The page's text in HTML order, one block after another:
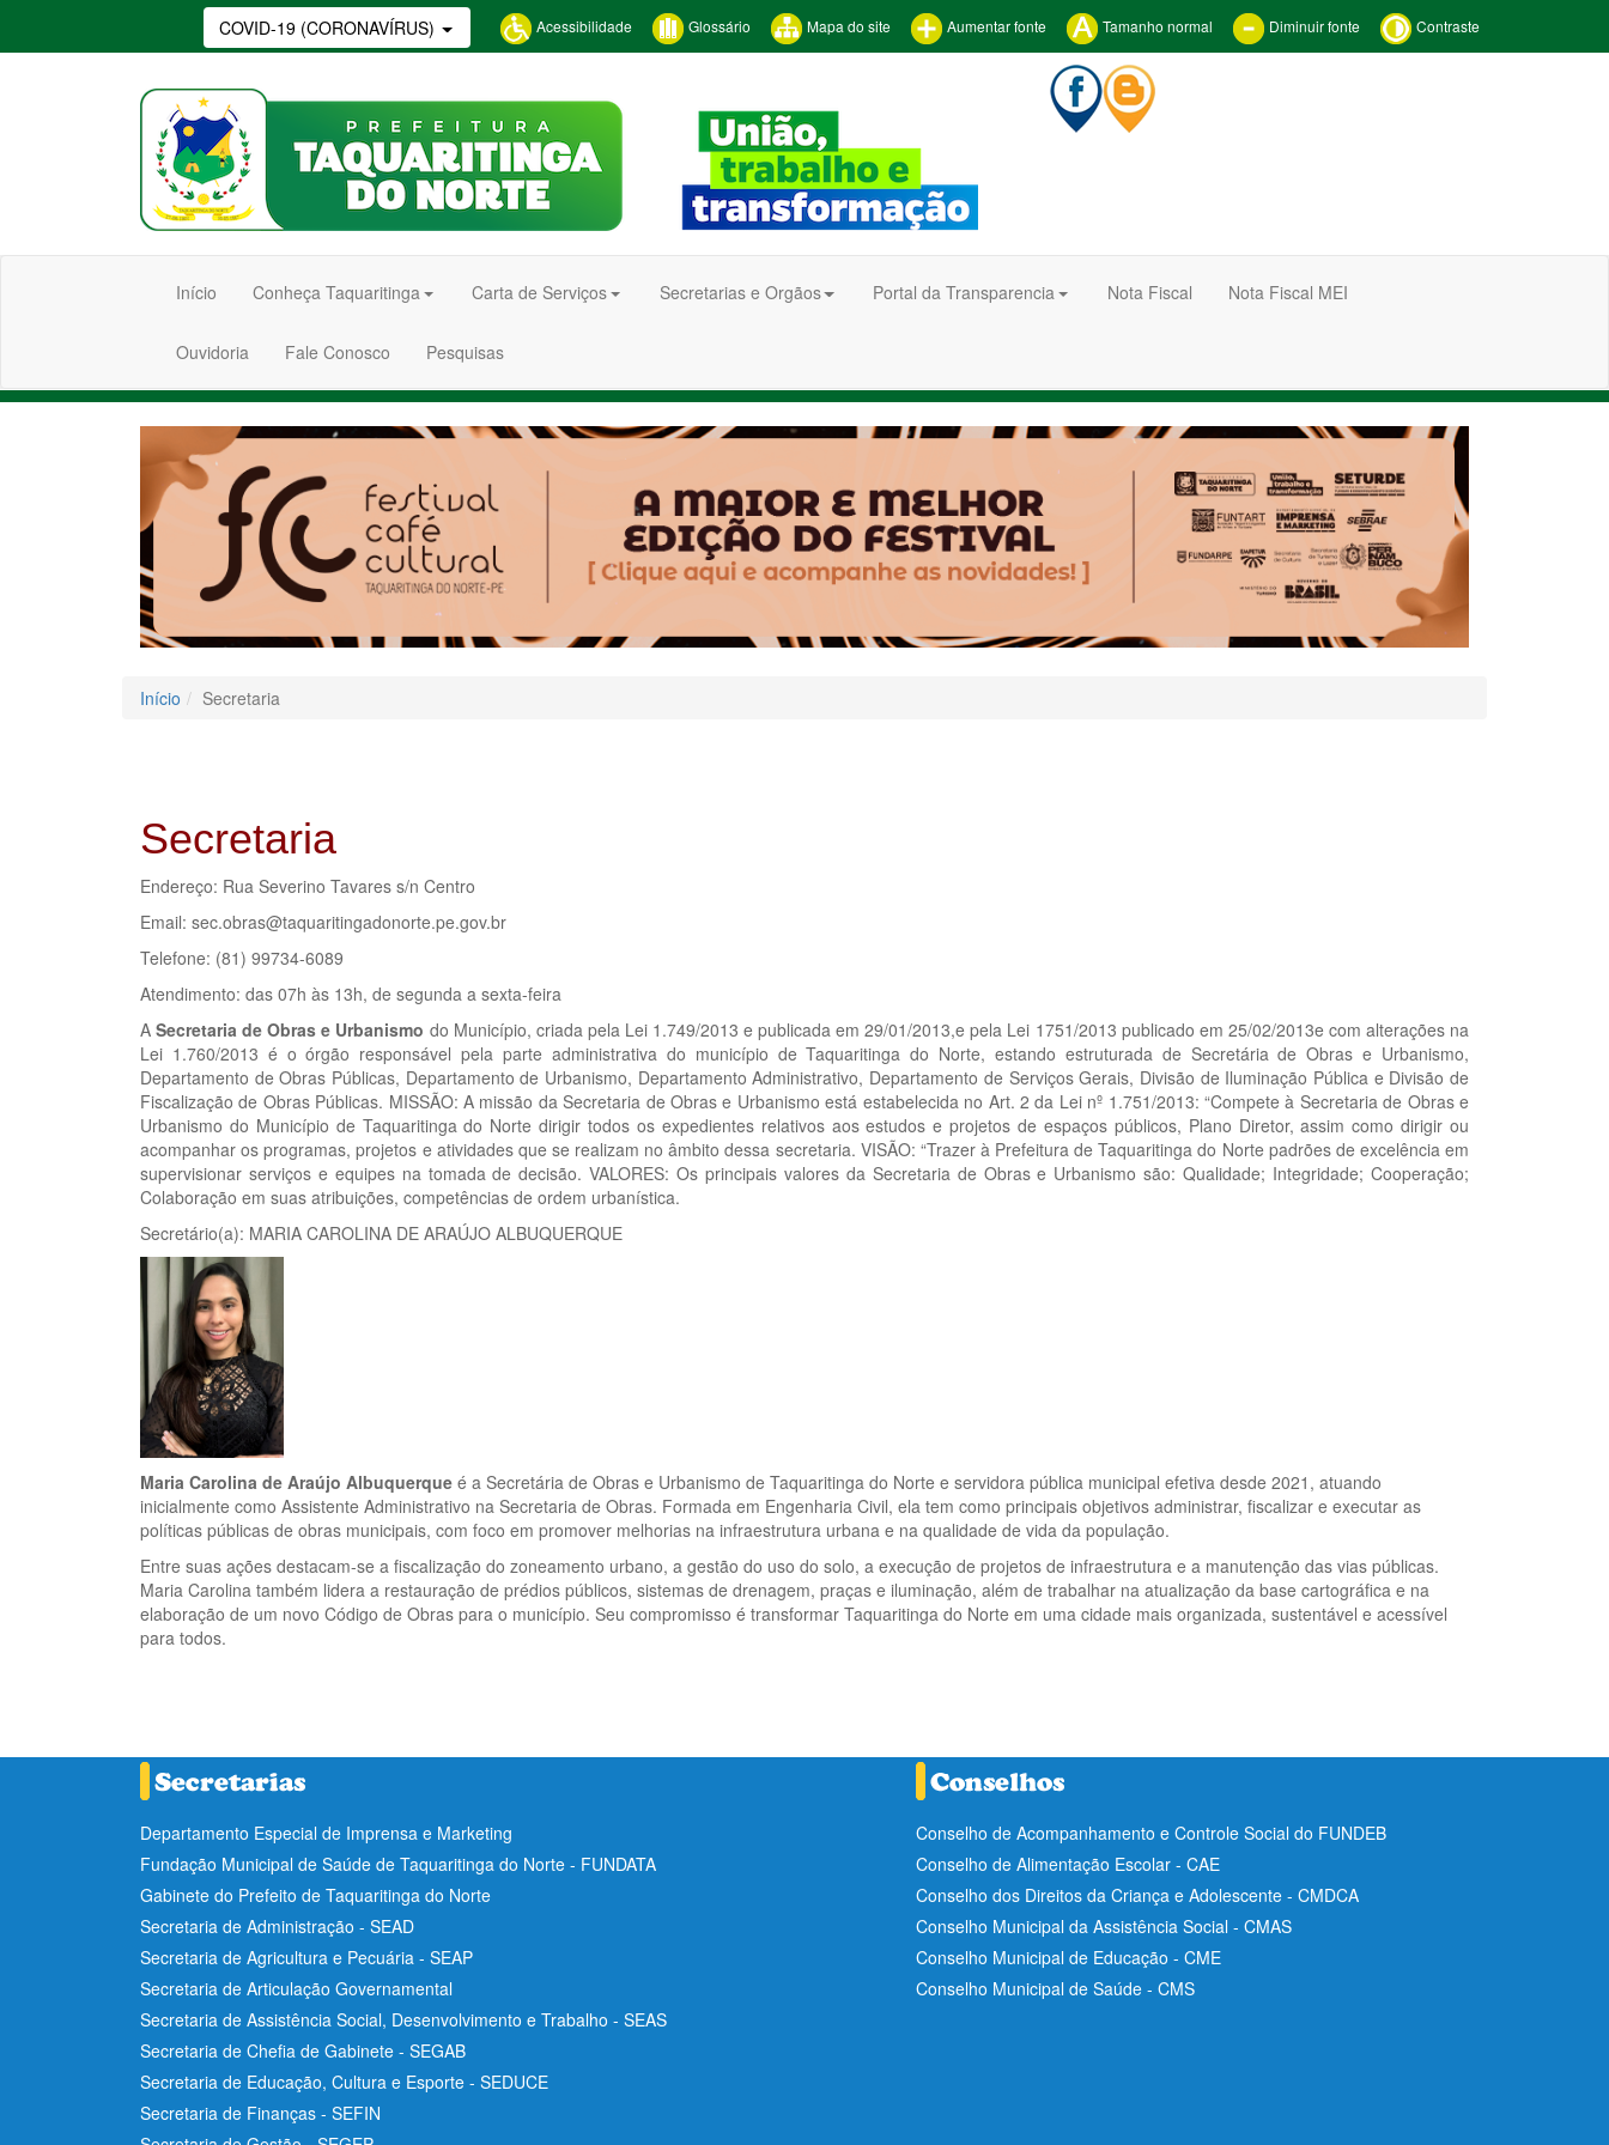
COVID-19 (CORONAVÍRUS) Acessibilidade Glossário Mapa do site Aumentar fonte Tamanho normal Diminuir fonte Contraste
Início Conheça Taquaritinga Carta de Serviços Secretarias e Orgãos Portal da Transparencia Nota Fiscal Nota Fiscal MEI
Ouvidoria Fale Conosco Pesquisas
Início Secretaria
Secretaria
Endereço: Rua Severino Tavares s/n Centro
Email: sec.obras@taquaritingadonorte.pe.gov.br
Telefone: (81) 99734-6089
Atendimento: das 07h às 13h, de segunda a sexta-feira
ASecretaria de Obras e Urbanismo do Município, criada pela Lei 1.749/2013 e publicada em 29/01/2013,e pela Lei 1751/2013 publicado em 25/02/2013e com alterações na
Lei 1.760/2013 é o órgão responsável pela parte administrativa do município de Taquaritinga do Norte, estando estruturada de Secretária de Obras e Urbanismo,
Departamento de Obras Públicas, Departamento de Urbanismo, Departamento Administrativo, Departamento de Serviços Gerais, Divisão de Iluminação Pública e Divisão de
Fiscalização de Obras Públicas. MISSÃO: A missão da Secretaria de Obras e Urbanismo está estabelecida no Art. 2 da Lei nº 1.751/2013: “Compete à Secretaria de Obras e
Urbanismo do Município de Taquaritinga do Norte dirigir todos os expedientes relativos aos estudos e projetos de espaços públicos, Plano Diretor, assim como dirigir ou
acompanhar os programas, projetos e atividades que se realizam no âmbito dessa secretaria. VISÃO: “Trazer à Prefeitura de Taquaritinga do Norte padrões de excelência em
supervisionar serviços e equipes na tomada de decisão. VALORES: Os principais valores da Secretaria de Obras e Urbanismo são: Qualidade; Integridade; Cooperação;
Colaboração em suas atribuições, competências de ordem urbanística.
Secretário(a): MARIA CAROLINA DE ARAÚJO ALBUQUERQUE
Maria Carolina de Araújo Albuquerque é a Secretária de Obras e Urbanismo de Taquaritinga do Norte e servidora pública municipal efetiva desde 2021, atuando
inicialmente como Assistente Administrativo na Secretaria de Obras. Formada em Engenharia Civil, ela tem como principais objetivos administrar, fiscalizar e executar as
políticas públicas de obras municipais, com foco em promover melhorias na infraestrutura urbana e na qualidade de vida da população.
Entre suas ações destacam-se a fiscalização do zoneamento urbano, a gestão do uso do solo, a execução de projetos de infraestrutura e a manutenção das vias públicas.
Maria Carolina também lidera a restauração de prédios públicos, sistemas de drenagem, praças e iluminação, além de trabalhar na atualização da base cartográfica e na
elaboração de um novo Código de Obras para o município. Seu compromisso é transformar Taquaritinga do Norte em uma cidade mais organizada, sustentável e acessível
para todos.
Departamento Especial de Imprensa e Marketing
Fundação Municipal de Saúde de Taquaritinga do Norte - FUNDATA
Gabinete do Prefeito de Taquaritinga do Norte
Secretaria de Administração - SEAD
Secretaria de Agricultura e Pecuária - SEAP
Secretaria de Articulação Governamental
Secretaria de Assistência Social, Desenvolvimento e Trabalho - SEAS
Secretaria de Chefia de Gabinete - SEGAB
Secretaria de Educação, Cultura e Esporte - SEDUCE
Secretaria de Finanças - SEFIN
Conselho de Acompanhamento e Controle Social do FUNDEB
Conselho de Alimentação Escolar - CAE
Conselho dos Direitos da Criança e Adolescente - CMDCA
Conselho Municipal da Assistência Social - CMAS
Conselho Municipal de Educação - CME
Conselho Municipal de Saúde - CMS